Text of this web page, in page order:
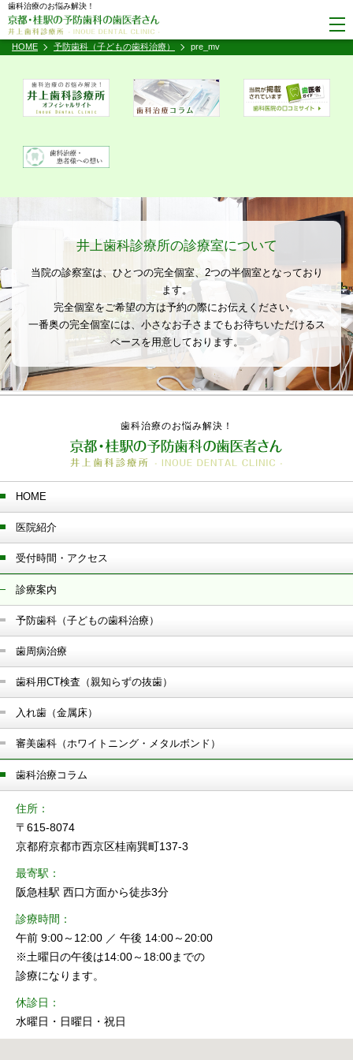
歯科治療のお悩み解決！
HOME 予防歯科（子どもの歯科治療） pre_mv
井上歯科診療所の診療室について
当院の診察室は、ひとつの完全個室、2つの半個室となっており
ます。
完全個室をご希望の方は予約の際にお伝えください。
一番奥の完全個室には、小さなお子さまでもお待ちいただけるス
ペースを用意しております。
歯科治療のお悩み解決！
HOME
医院紹介
受付時間・アクセス
診療案内
予防歯科（子どもの歯科治療）
歯周病治療
歯科用CT検査（親知らずの抜歯）
入れ歯（金属床）
審美歯科（ホワイトニング・メタルボンド）
歯科治療コラム
住所
〒615-8074
京都府京都市西京区桂南巽町137-3
最寄駅
阪急桂駅 西口方面から徒歩3分
診療時間
午前 9:00～12:00 ／ 午後 14:00～20:00
※土曜日の午後は14:00～18:00までの
診療になります。
休診日
水曜日・日曜日・祝日